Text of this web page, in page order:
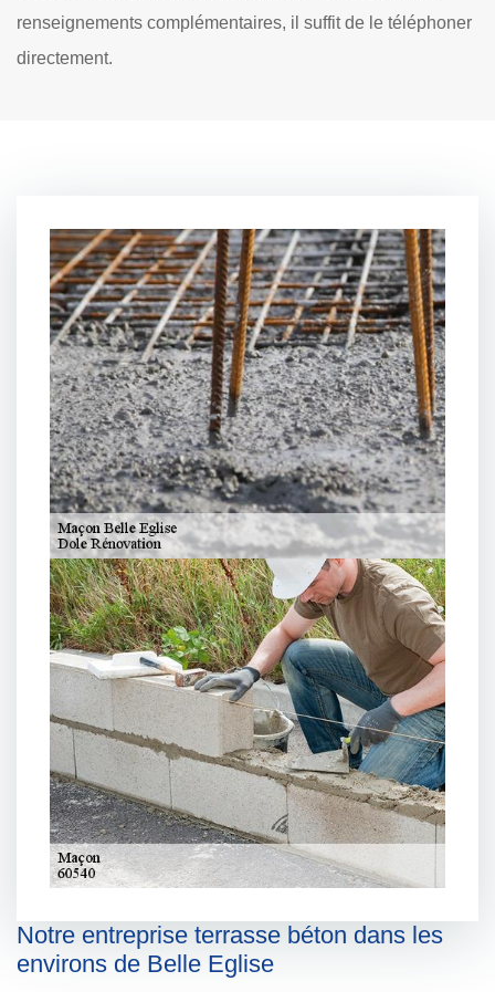
renseignements complémentaires, il suffit de le téléphoner
directement.
Notre entreprise terrasse béton dans les
environs de Belle Eglise